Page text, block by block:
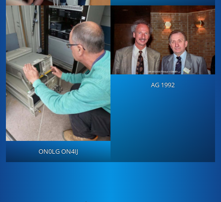
ON0LG ON4IJ
AG 1992